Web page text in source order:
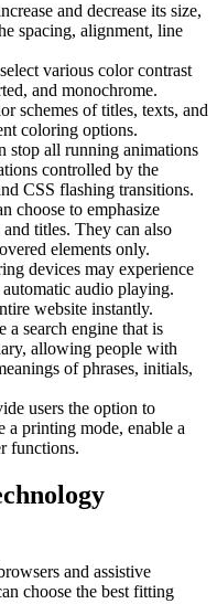
and decrease its size,
spacing, alignment, line
various color contrast
and monochrome.
schemes of titles, texts, and
coloring options.
stop all running animations
controlled by the
CSS flashing transitions.
choose to emphasize
titles. They can also
elements only.
devices may experience
automatic audio playing.
website instantly.
search engine that is
allowing people with
of phrases, initials,
users the option to
a printing mode, enable a
functions.
and assistive
choose the best fitting